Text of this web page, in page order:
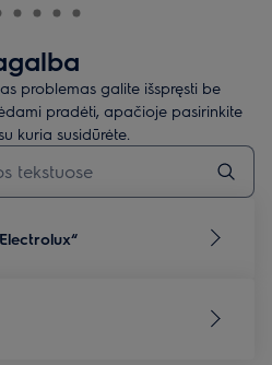
problemas galite išspręsti be
pradėti, apačioje pasirinkite
kuria susidūrėte.
straipsnių